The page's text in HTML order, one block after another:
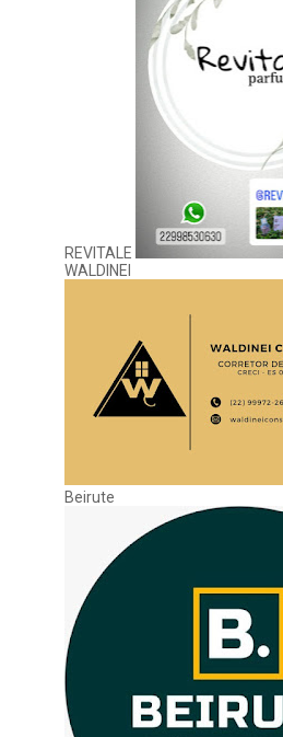
REVITALE
WALDINEI
Beirute